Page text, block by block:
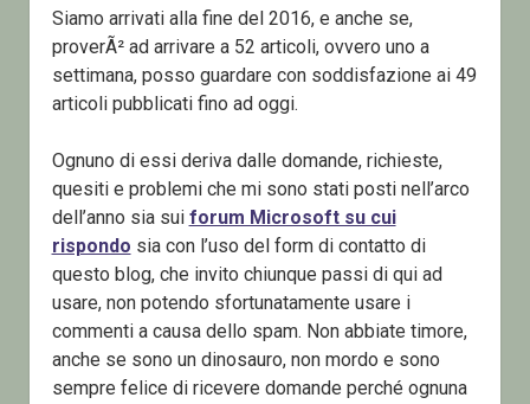
Siamo arrivati alla fine del 2016, e anche se,
proverÃ² ad arrivare a 52 articoli, ovvero uno a
settimana, posso guardare con soddisfazione ai 49
articoli pubblicati fino ad oggi.
Ognuno di essi deriva dalle domande, richieste,
quesiti e problemi che mi sono stati posti nell’arco
dell’anno sia sui forum Microsoft su cui
rispondo sia con l’uso del form di contatto di
questo blog, che invito chiunque passi di qui ad
usare, non potendo sfortunatamente usare i
commenti a causa dello spam. Non abbiate timore,
anche se sono un dinosauro, non mordo e sono
sempre felice di ricevere domande perché ognuna